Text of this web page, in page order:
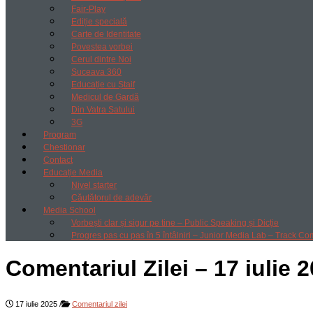
Fair-Play
Ediție specială
Carte de Identitate
Povestea vorbei
Cerul dintre Noi
Suceava 360
Educație cu Ștaif
Medicul de Gardă
Din Vatra Satului
3G
Program
Chestionar
Contact
Educație Media
Nivel starter
Căutătorul de adevăr
Media School
Vorbești clar și sigur pe tine – Public Speaking și Dicție
Progres pas cu pas în 5 întâlniri – Junior Media Lab – Track
Comentariul Zilei – 17 iulie
17 iulie 2025 / Comentariul zilei